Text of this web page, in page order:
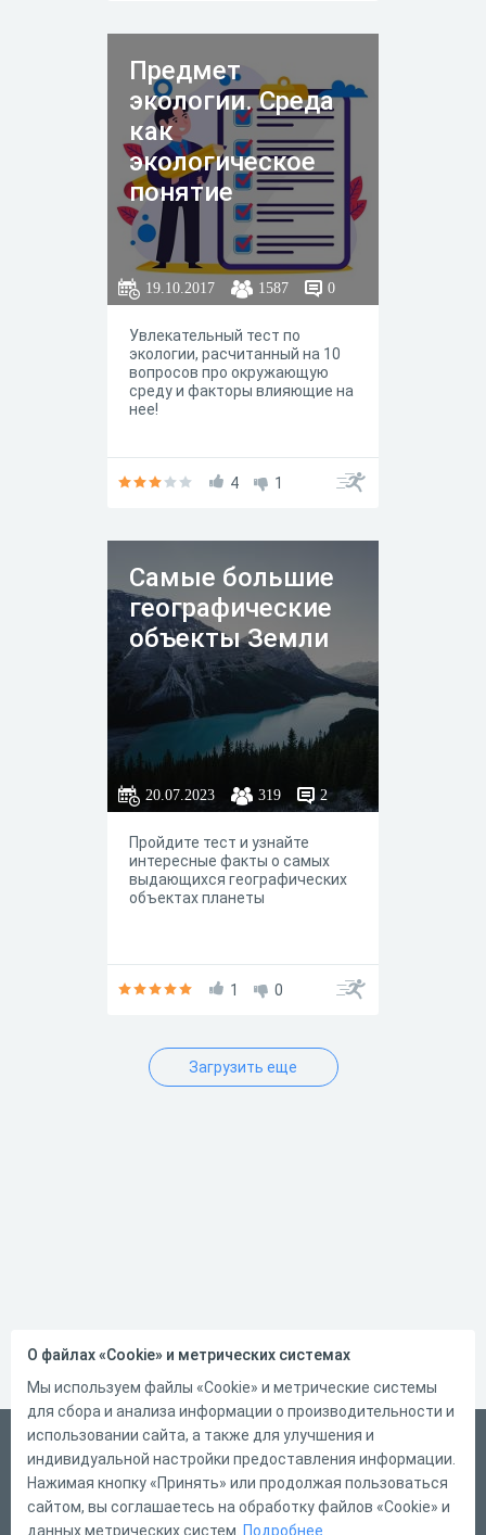
Предмет
экологии. Среда
как
экологическое
понятие
19.10.2017 1587 0
Увлекательный тест по
экологии, расчитанный на 10
вопросов про окружающую
среду и факторы влияющие на
нее!
4 1
Самые большие
географические
объекты Земли
20.07.2023 319 2
Пройдите тест и узнайте
интересные факты о самых
выдающихся географических
объектах планеты
1 0
Загрузить еще
Русский
Справка
Форма обратной связи
О файлах «Cookie» и метрических системах
Мы используем файлы «Cookie» и метрические системы
для сбора и анализа информации о производительности и
использовании сайта, а также для улучшения и
индивидуальной настройки предоставления информации.
Нажимая кнопку «Принять» или продолжая пользоваться
сайтом, вы соглашаетесь на обработку файлов «Cookie» и
данных метрических систем. Подробнее